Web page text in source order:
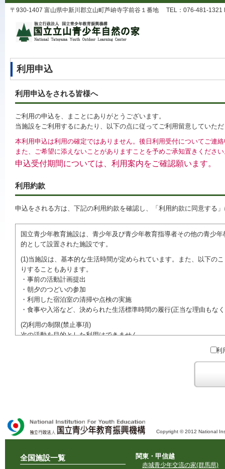
〒930-1407 富山県中新川郡立山町芦峅寺字前谷１番地 TEL：076-481-1321
利用申込
利用申込をされる皆様へ
ご利用の申込を、まことにありがとうございます。
当施設をご利用するにあたり、以下の点に従ってご利用留意していた
本利用申込は利用の確定ではありません。後日利用受付についてご連
また、ご希望に添えないことがありますことを予めご承知置きくださ
申込受付期間については、利用案内をご確認願います。
利用約款
申込をされる方は、下記の利用約款を確認し、「利用約款に同意する
国立青少年教育施設は、青少年及び青少年教育指導者その他の青少
的として設置された施設です。
(1)当施設は、基本的な生活時間が定められています。また、以下の
りすることもあります。
・事前の活動計画提出
・朝夕のつどいの参加
・利用した宿泊室の清掃や点検の実施
・食事や入浴など、決められた生活標準時間の履行(正当な理由も
(2)利用の制限(禁止事項)
次の活動を目的とした利用はできません。
●特定の政党を支持、またはこれに反対するための政治教育その他の
●特定の宗教を支持、またはこれに反対するための宗教教育その他
域での勧誘活動を行ったり、自らの団体の活動をアピールする活動等)
利
Copyright © 2012 National
全国施設一覧 関東・甲信越
赤城青少年交流の家(群馬県)